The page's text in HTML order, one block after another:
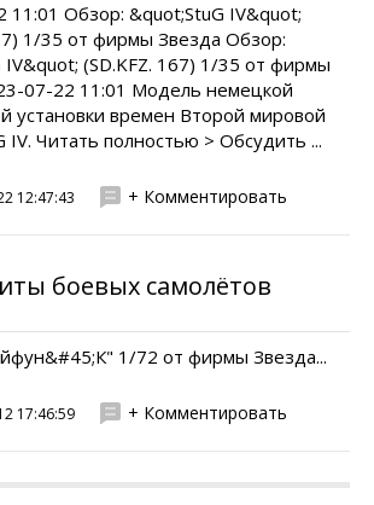
11:01 Обзор: &quot;StuG IV&quot;
1/35 от фирмы Звезда Обзор:
IV&quot; (SD.KFZ. 167) 1/35 от фирмы
07-22 11:01 Модель немецкой
установки времен Второй мировой
IV. Читать полностью > Обсудить ...
12:47:43 + Комментировать
боевых самолётов
1/72 от фирмы Звезда...
17:46:59 + Комментировать